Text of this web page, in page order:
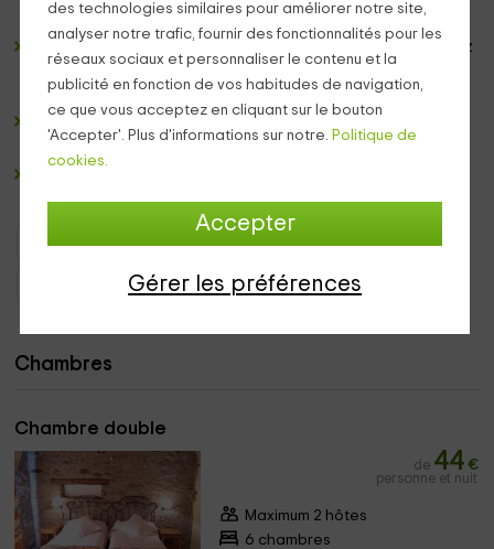
des technologies similaires pour améliorer notre site,
analyser notre trafic, fournir des fonctionnalités pour les
réseaux sociaux et personnaliser le contenu et la
publicité en fonction de vos habitudes de navigation,
ce que vous acceptez en cliquant sur le bouton
'Accepter'. Plus d'informations sur notre.
Politique de
cookies.
Accepter
Gérer les préférences
produits de la région.
Dans la plupart des cas Si vous le souhaitez, vous pouvez
également faire une partie de paddle-tennis et n nos
pistes ou prendre un verre sur la belle terrasse.
Nous con
privé et un parking couvert pas à vous soucier
de la voiture.
Hôtels de Charme Montferrer
Chambres
Chambre double
de 44 €
personne et nuit
Maximum 2 hôtes
6 chambres